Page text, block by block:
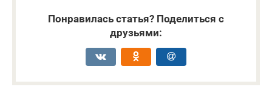
Понравилась статья? Поделиться с
друзьями: